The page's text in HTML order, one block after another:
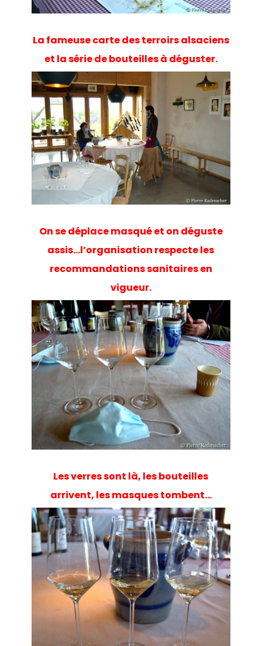
La fameuse carte des terroirs alsaciens
et la série de bouteilles à déguster.
On se déplace masqué et on déguste
assis…l’organisation respecte les
recommandations sanitaires en
vigueur.
Les verres sont là, les bouteilles
arrivent, les masques tombent…